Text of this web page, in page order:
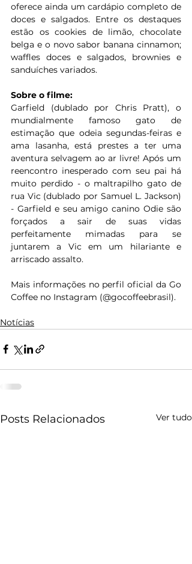
oferece ainda um cardápio completo de
doces e salgados. Entre os destaques
estão os cookies de limão, chocolate
belga e o novo sabor banana cinnamon;
waffles doces e salgados, brownies e
sanduíches variados.
Sobre o filme:
Garfield (dublado por Chris Pratt), o
mundialmente famoso gato de
estimação que odeia segundas-feiras e
ama lasanha, está prestes a ter uma
aventura selvagem ao ar livre! Após um
reencontro inesperado com seu pai há
muito perdido - o maltrapilho gato de
rua Vic (dublado por Samuel L. Jackson)
- Garfield e seu amigo canino Odie são
forçados a sair de suas vidas
perfeitamente mimadas para se
juntarem a Vic em um hilariante e
arriscado assalto.
Mais informações no perfil oficial da Go
Coffee no Instagram (@gocoffeebrasil).
Notícias
Posts Relacionados Ver tudo